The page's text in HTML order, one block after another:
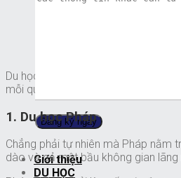
Giới thiệu
DU HỌC
Du học Châu Âu, trải nghiệm nền
mỗi quốc gia lại có những điểm
1. Du học Pháp
Chẳng phải tự nhiên mà Pháp nằm
dào và cả một bầu không gian